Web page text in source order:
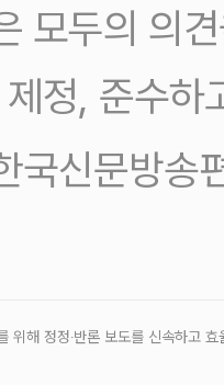
모두의 의
정, 준수하
국신문방송
위해 정정‧반론 보도를 신속하고